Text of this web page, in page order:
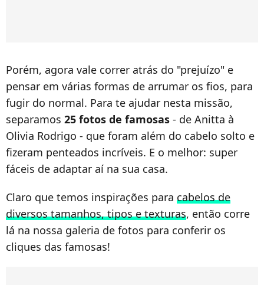
Porém, agora vale correr atrás do "prejuízo" e
pensar em várias formas de arrumar os fios, para
fugir do normal. Para te ajudar nesta missão,
separamos 25 fotos de famosas - de Anitta à
Olivia Rodrigo - que foram além do cabelo solto e
fizeram penteados incríveis. E o melhor: super
fáceis de adaptar aí na sua casa.
Claro que temos inspirações para cabelos de
diversos tamanhos, tipos e texturas, então corre
lá na nossa galeria de fotos para conferir os
cliques das famosas!